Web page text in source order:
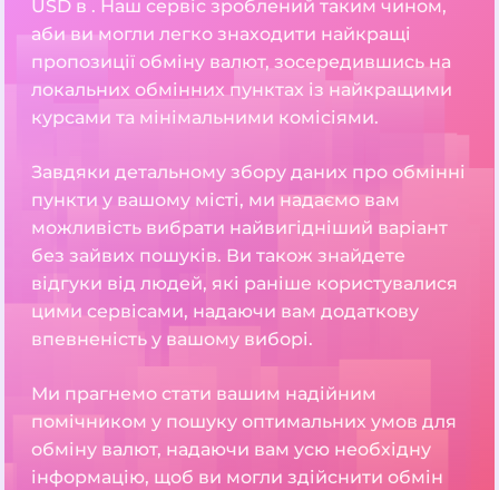
USD в . Наш сервіс зроблений таким чином,
аби ви могли легко знаходити найкращі
пропозиції обміну валют, зосередившись на
локальних обмінних пунктах із найкращими
курсами та мінімальними комісіями.
Завдяки детальному збору даних про обмінні
пункти у вашому місті, ми надаємо вам
можливість вибрати найвигідніший варіант
без зайвих пошуків. Ви також знайдете
відгуки від людей, які раніше користувалися
цими сервісами, надаючи вам додаткову
впевненість у вашому виборі.
Ми прагнемо стати вашим надійним
помічником у пошуку оптимальних умов для
обміну валют, надаючи вам усю необхідну
інформацію, щоб ви могли здійснити обмін